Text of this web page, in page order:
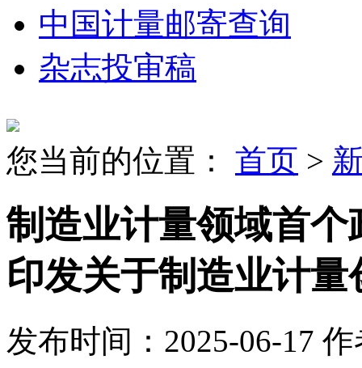
中国计量邮寄查询
杂志投审稿
您当前的位置： 首页 >
制造业计量领域首
印发关于制造业计
发布时间：2025-06-17 作